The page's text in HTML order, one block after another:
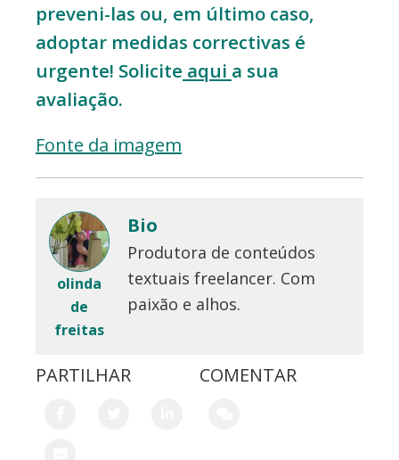
preveni-las ou, em último caso,
adoptar medidas correctivas é
urgente! Solicite aqui a sua
avaliação.
Fonte da imagem
olinda
de
freitas
Bio
Produtora de conteúdos
textuais freelancer. Com
paixão e alhos.
PARTILHAR COMENTAR